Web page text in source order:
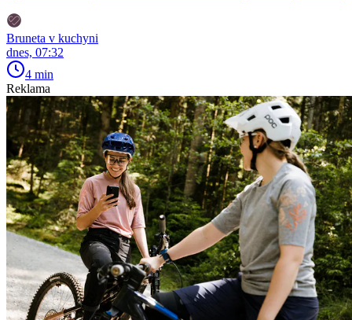
Bruneta v kuchyni
dnes, 07:32
4 min
Reklama